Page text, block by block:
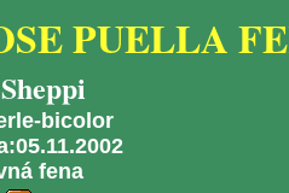
PUELLA
-bicolor
fena